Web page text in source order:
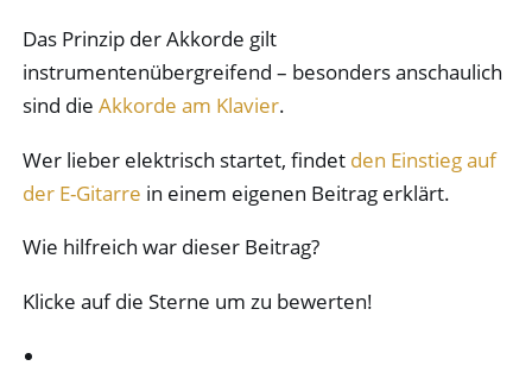
Das Prinzip der Akkorde gilt
instrumentenübergreifend – besonders anschaulich
sind dieAkkorde am Klavier.
Wer lieber elektrisch startet, findet den Einstieg auf
der E-Gitarre in einem eigenen Beitrag erklärt.
Wie hilfreich war dieser Beitrag?
Klicke auf die Sterne um zu bewerten!